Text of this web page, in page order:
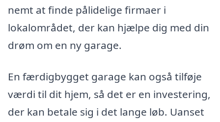
nemt at finde pålidelige firmaer i
lokalområdet, der kan hjælpe dig med din
drøm om en ny garage.
En færdigbygget garage kan også tilføje
værdi til dit hjem, så det er en investering,
der kan betale sig i det lange løb. Uanset